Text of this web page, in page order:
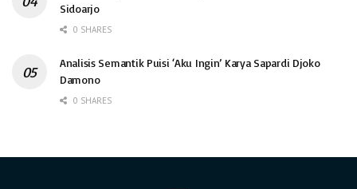
Sidoarjo
0 SHARES
Analisis Semantik Puisi ‘Aku Ingin’ Karya Sapardi Djoko
Damono
0 SHARES